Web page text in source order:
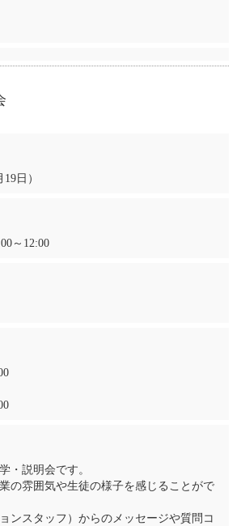
日）
～12:00
・説明会です。
の雰囲気や生徒の様子を感じることがで
ンスタッフ）からのメッセージや質問コ